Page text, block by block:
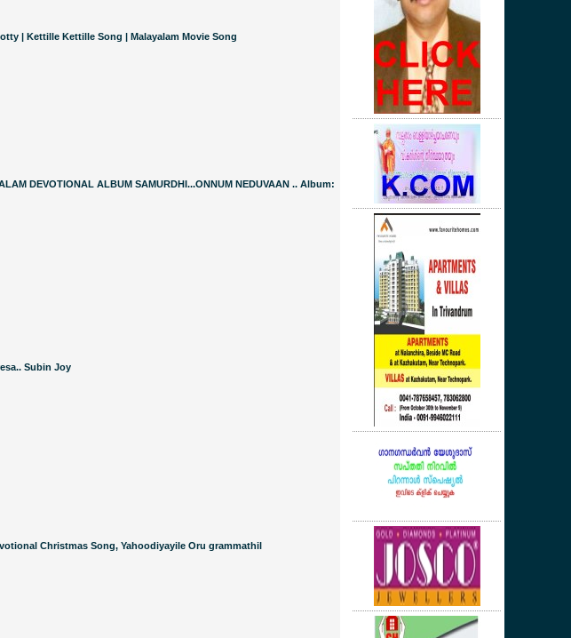
| Kettille Kettille Song | Malayalam Movie Song
DEVOTIONAL ALBUM SAMURDHI...ONNUM NEDUVAAN .. Album:
Subin Joy
Christmas Song, Yahoodiyayile Oru grammathil